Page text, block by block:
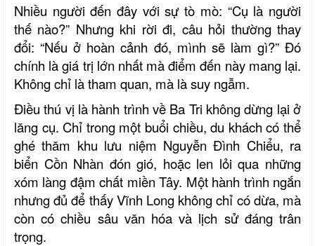
Nhiều người đến đây với sự tò mò: “Cụ là người
thế nào?” Nhưng khi rời đi, câu hỏi thường thay
đổi: “Nếu ở hoàn cảnh đó, mình sẽ làm gì?” Đó
chính là giá trị lớn nhất mà điểm đến này mang lại.
Không chỉ là tham quan, mà là suy ngẫm.
Điều thú vị là hành trình về Ba Tri không dừng lại ở
lăng cụ. Chỉ trong một buổi chiều, du khách có thể
ghé thăm khu lưu niệm Nguyễn Đình Chiểu, ra
biển Cồn Nhàn đón gió, hoặc len lỏi qua những
xóm làng đậm chất miền Tây. Một hành trình ngắn
nhưng đủ để thấy Vĩnh Long không chỉ có dừa, mà
còn có chiều sâu văn hóa và lịch sử đáng trân
trọng.